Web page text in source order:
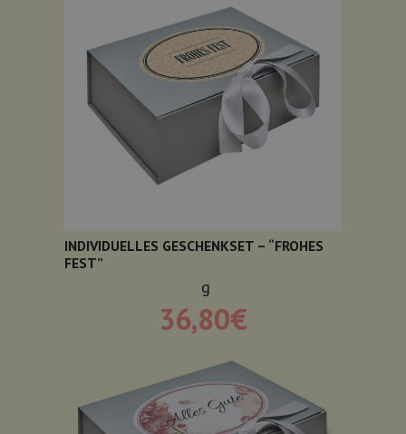
INDIVIDUELLES GESCHENKSET – “FROHES
FEST”
g
36,80€